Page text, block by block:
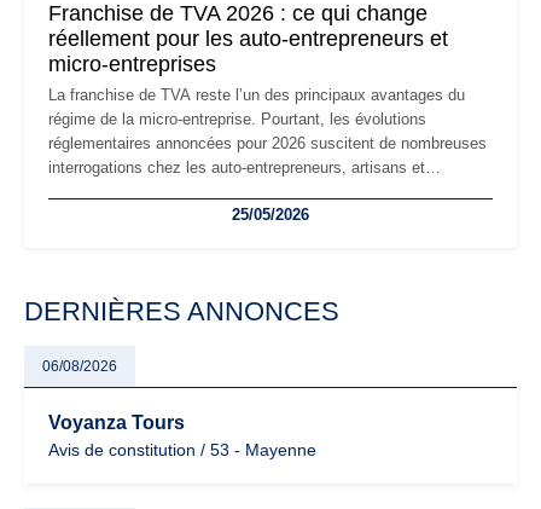
Franchise de TVA 2026 : ce qui change
réellement pour les auto-entrepreneurs et
micro-entreprises
La franchise de TVA reste l’un des principaux avantages du
régime de la micro-entreprise. Pourtant, les évolutions
réglementaires annoncées pour 2026 suscitent de nombreuses
interrogations chez les auto-entrepreneurs, artisans et
facturation ou risque de bascule vers la TVA : les règles
25/05/2026
DERNIÈRES ANNONCES
06/08/2026
Voyanza Tours
Avis de constitution / 53 - Mayenne